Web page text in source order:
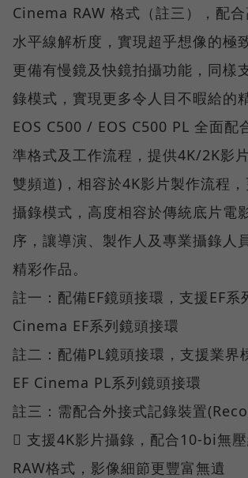
Cinema RAW 格式（註三），配
水平線解析度，實現超乎想像的極
更備有慢鏡及快鏡拍攝功能，同樣
錄模式，實現更多令人目不暇給的
EOS C500 / EOS C500 PL 全面配
準格式及工作流程，提供4K/2K影
雙頻道)，相容於4K影片製作流程
攝錄模式，高度相容於傳統底片電
序，讓導演、製作人及專業攝錄人
精彩作品。
註一：配備EF鏡頭接環，支援EF系
Cinema EF系列鏡頭接環
註二：配備PL鏡頭接環，支援業界
EF Cinema PL系列鏡頭接環
註三：需配合外接式記錄裝置
 支援4K影片攝錄，配合10-bi無
RAW格式，影像細節更豐富無遺